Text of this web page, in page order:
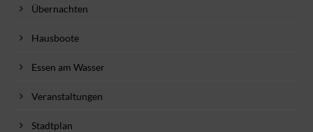
Übernachten
Hausboote
Essen am Wasser
Veranstaltungen
Stadtplan